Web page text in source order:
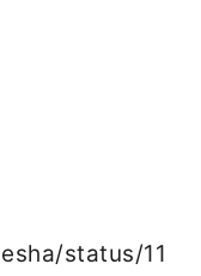
status/11